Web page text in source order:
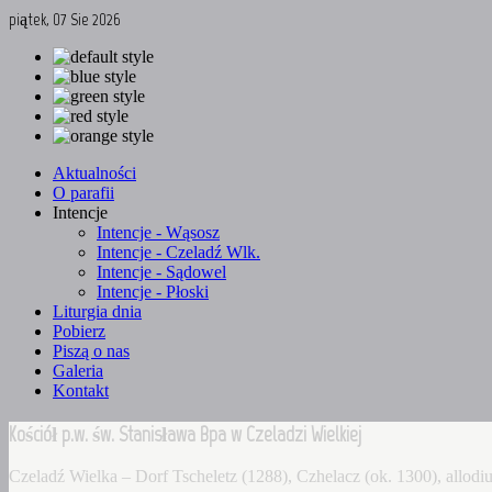
piątek, 07 Sie 2026
Aktualności
O parafii
Intencje
Intencje - Wąsosz
Intencje - Czeladź Wlk.
Intencje - Sądowel
Intencje - Płoski
Liturgia dnia
Pobierz
Piszą o nas
Galeria
Kontakt
Kościół p.w. św. Stanisława Bpa w Czeladzi Wielkiej
Czeladź Wielka – Dorf Tscheletz (1288), Czhelacz (ok. 1300),